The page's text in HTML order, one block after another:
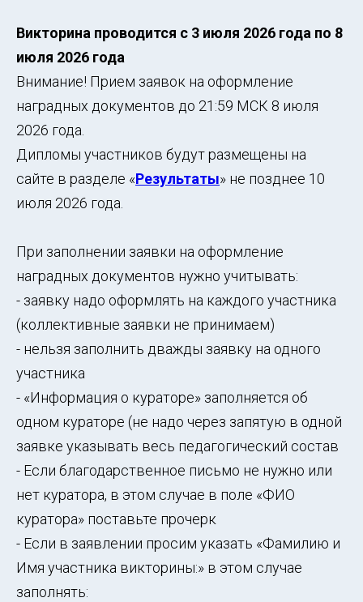
Викторина проводится с 3 июля 2026 года по 8
июля 2026 года
Внимание! Прием заявок на оформление
наградных документов до 21:59 МСК 8 июля
2026 года.
Дипломы участников будут размещены на
сайте в разделе «Результаты» не позднее 10
июля 2026 года.
При заполнении заявки на оформление
наградных документов нужно учитывать:
- заявку надо оформлять на каждого участника
(коллективные заявки не принимаем)
- нельзя заполнить дважды заявку на одного
участника
- «Информация о кураторе» заполняется об
одном кураторе (не надо через запятую в одной
заявке указывать весь педагогический состав
- Если благодарственное письмо не нужно или
нет куратора, в этом случае в поле «ФИО
куратора» поставьте прочерк
- Если в заявлении просим указать «Фамилию и
Имя участника викторины:» в этом случае
заполнять: